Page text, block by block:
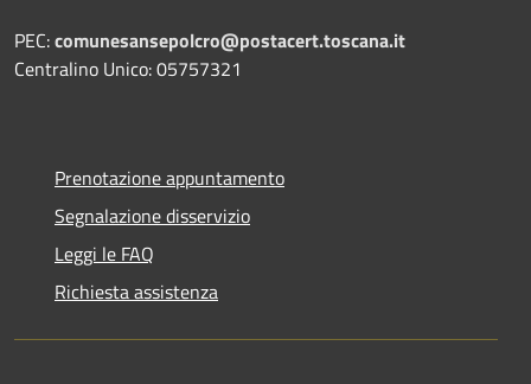
PEC:comunesansepolcro@postacert.toscana.it
Centralino Unico: 05757321
Prenotazione appuntamento
Segnalazione disservizio
Leggi le FAQ
Richiesta assistenza